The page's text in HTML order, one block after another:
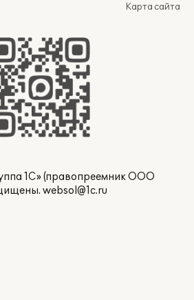
Карта сайта
1С» (правопреемник ООО
websol@1c.ru